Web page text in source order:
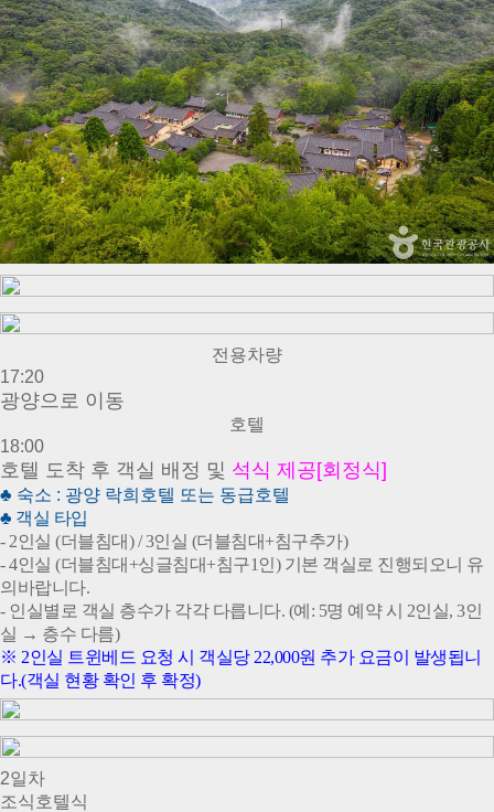
전용차량
17:20
광양으로 이동
호텔
18:00
호텔 도착 후 객실 배정 및 석식 제공[회정식]
♣ 숙소 : 광양 락희호텔 또는 동급호텔
♣ 객실 타입
- 2인실 (더블침대) / 3인실 (더블침대+침구추가)
- 4인실 (더블침대+싱글침대+침구1인) 기본 객실로 진행되오니 유
의바랍니다.
- 인실별로 객실 층수가 각각 다릅니다. (예: 5명 예약 시 2인실, 3인
실 → 층수 다름)
※ 2인실 트윈베드 요청 시 객실당 22,000원 추가 요금이 발생됩니
다.(객실 현황 확인 후 확정)
2일차
조식 호텔식